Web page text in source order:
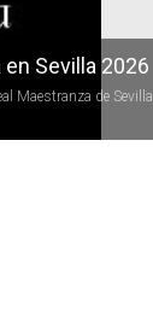
Sevilla 2026
Maestranza de Sevilla